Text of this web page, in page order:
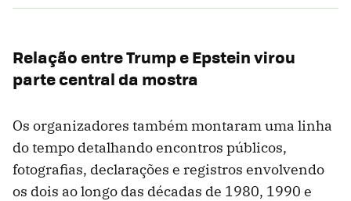
Relação entre Trump e Epstein virou
parte central da mostra
Os organizadores também montaram uma linha
do tempo detalhando encontros públicos,
fotografias, declarações e registros envolvendo
os dois ao longo das décadas de 1980, 1990 e